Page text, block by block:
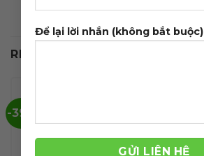
Để lại lời nhắn (không bắt buộc)
RELATED PRODUCTS
-39%